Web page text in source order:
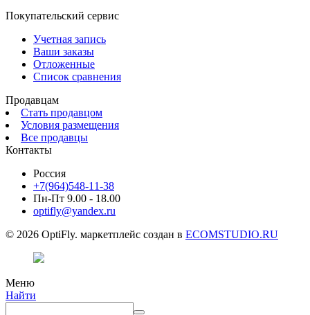
Покупательский сервис
Учетная запись
Ваши заказы
Отложенные
Список сравнения
Продавцам
Стать продавцом
Условия размещения
Все продавцы
Контакты
Россия
+7(964)548-11-38
Пн-Пт 9.00 - 18.00
optifly@yandex.ru
© 2026 OptiFly. маркетплейс создан в ECOMSTUDIO.RU
Меню
Найти